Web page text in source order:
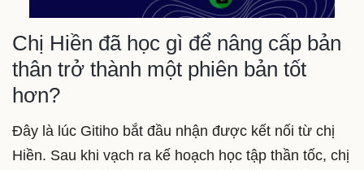
Chị Hiền đã học gì để nâng cấp bản
thân trở thành một phiên bản tốt
hơn?
Đây là lúc Gitiho bắt đầu nhận được kết nối từ chị
Hiền. Sau khi vạch ra kế hoạch học tập thần tốc, chị